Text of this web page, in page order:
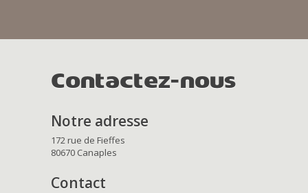
Contactez-nous
Notre adresse
172 rue de Fieffes
80670 Canaples
Contact